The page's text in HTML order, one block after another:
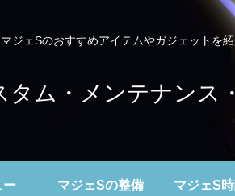
ジェSのおすすめアイテムやガジェットを
ム・メンテナンス
ー マジェSの整備 マジェS